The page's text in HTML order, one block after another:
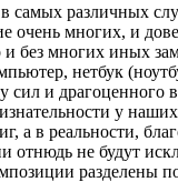
самых различных
очень многих, и
и без многих иных
нетбук
и драгоценного
у
а в реальности,
отнюдь не будут
разделены